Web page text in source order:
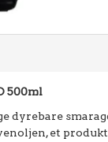
500ml
dyrebare
et